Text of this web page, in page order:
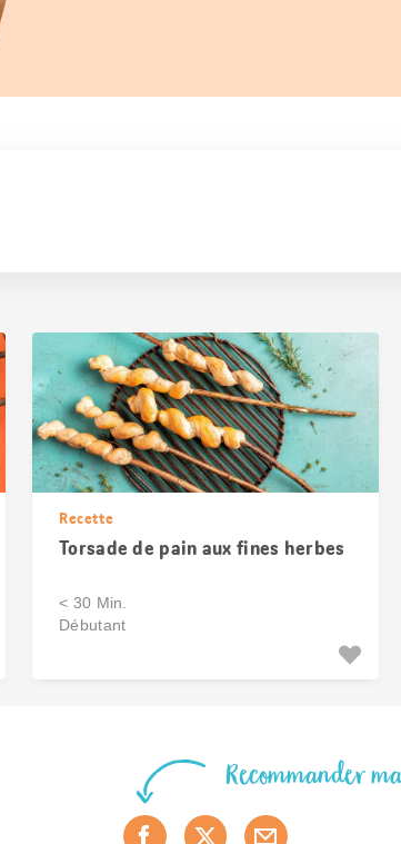
Recette
Torsade de pain aux fines herbes
< 30 Min.
Débutant
Recommander